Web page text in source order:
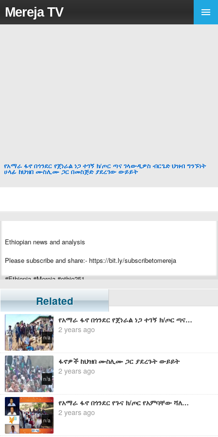
Mereja TV
የአማራ ፋኖ በጎንደር የጀነራል ነጋ ተገኝ ክ/ጦር ጣና ገላውዲዎስ ብርጌድ ህዝብ ግንኙነት
ሀላፊ ከህዝበ ሙስሊሙ ጋር በመስጅድ ያደረገው ውይይት
Ethiopian news and analysis
Please subscribe and share:- https://bit.ly/subscribetomereja
#Ethiopia #Mereja #ethio251
Related
n/a
የአማራ ፋኖ በጎንደር የጀነራል ነጋ ተገኝ ክ/ጦር ጣና ገላውዲዎስ ብርጌድ የአብይ አህመድን ሙት ሰራዊት ምሽግ ወደ መቃብር የቀየረበት አስደናቂ ጀብድ በቪዲዮ
2 years ago
n/a
ፋኖዎች ከህዝበ ሙስሊሙ ጋር ያደረጉት ውይይት
2 years ago
n/a
የአማራ ፋኖ በጎንደር የጉና ክ/ጦር የአምባቸው ሻለቃ ከህዝቡ ጋር ያደረገው ውይይት
2 years ago